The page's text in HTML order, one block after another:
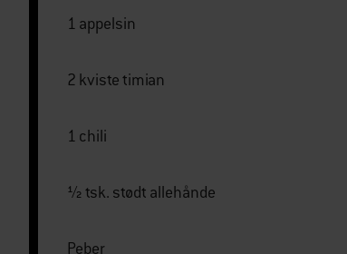
1 appelsin
2 kviste timian
1 chili
½ tsk. stødt allehånde
Peber